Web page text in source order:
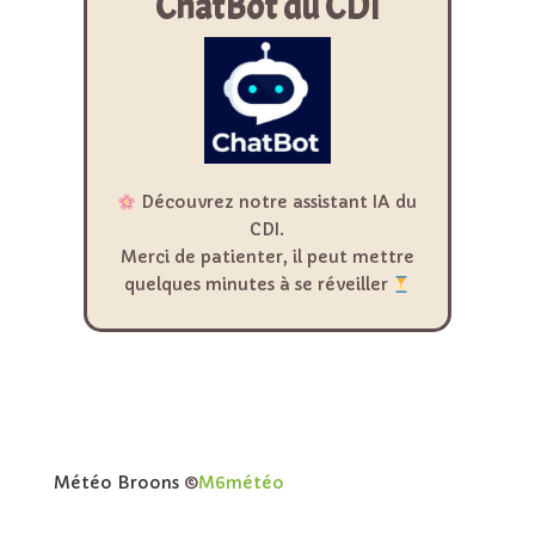
Découvrez notre assistant IA du
CDI.
Merci de patienter, il peut mettre
quelques minutes à se réveiller
Météo Broons©M6météo